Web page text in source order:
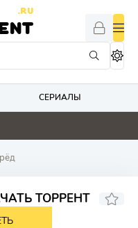
.RU
СЕРИАЛЫ
4.8 0
ТОРРЕНТ